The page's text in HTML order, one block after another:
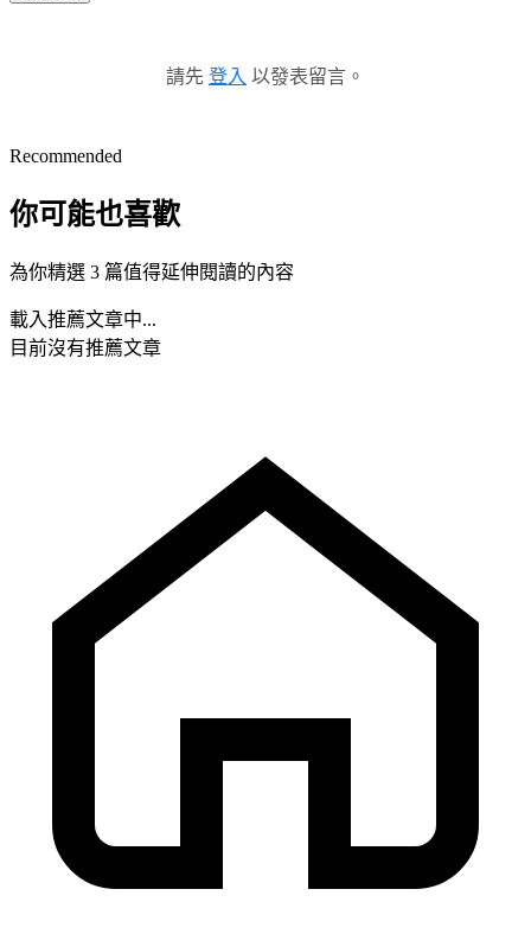
請先 登入 以發表留言。
Recommended
你可能也喜歡
為你精選 3 篇值得延伸閱讀的內容
載入推薦文章中...
目前沒有推薦文章